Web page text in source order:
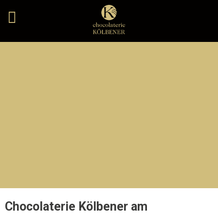
Chocolaterie Kölbener am